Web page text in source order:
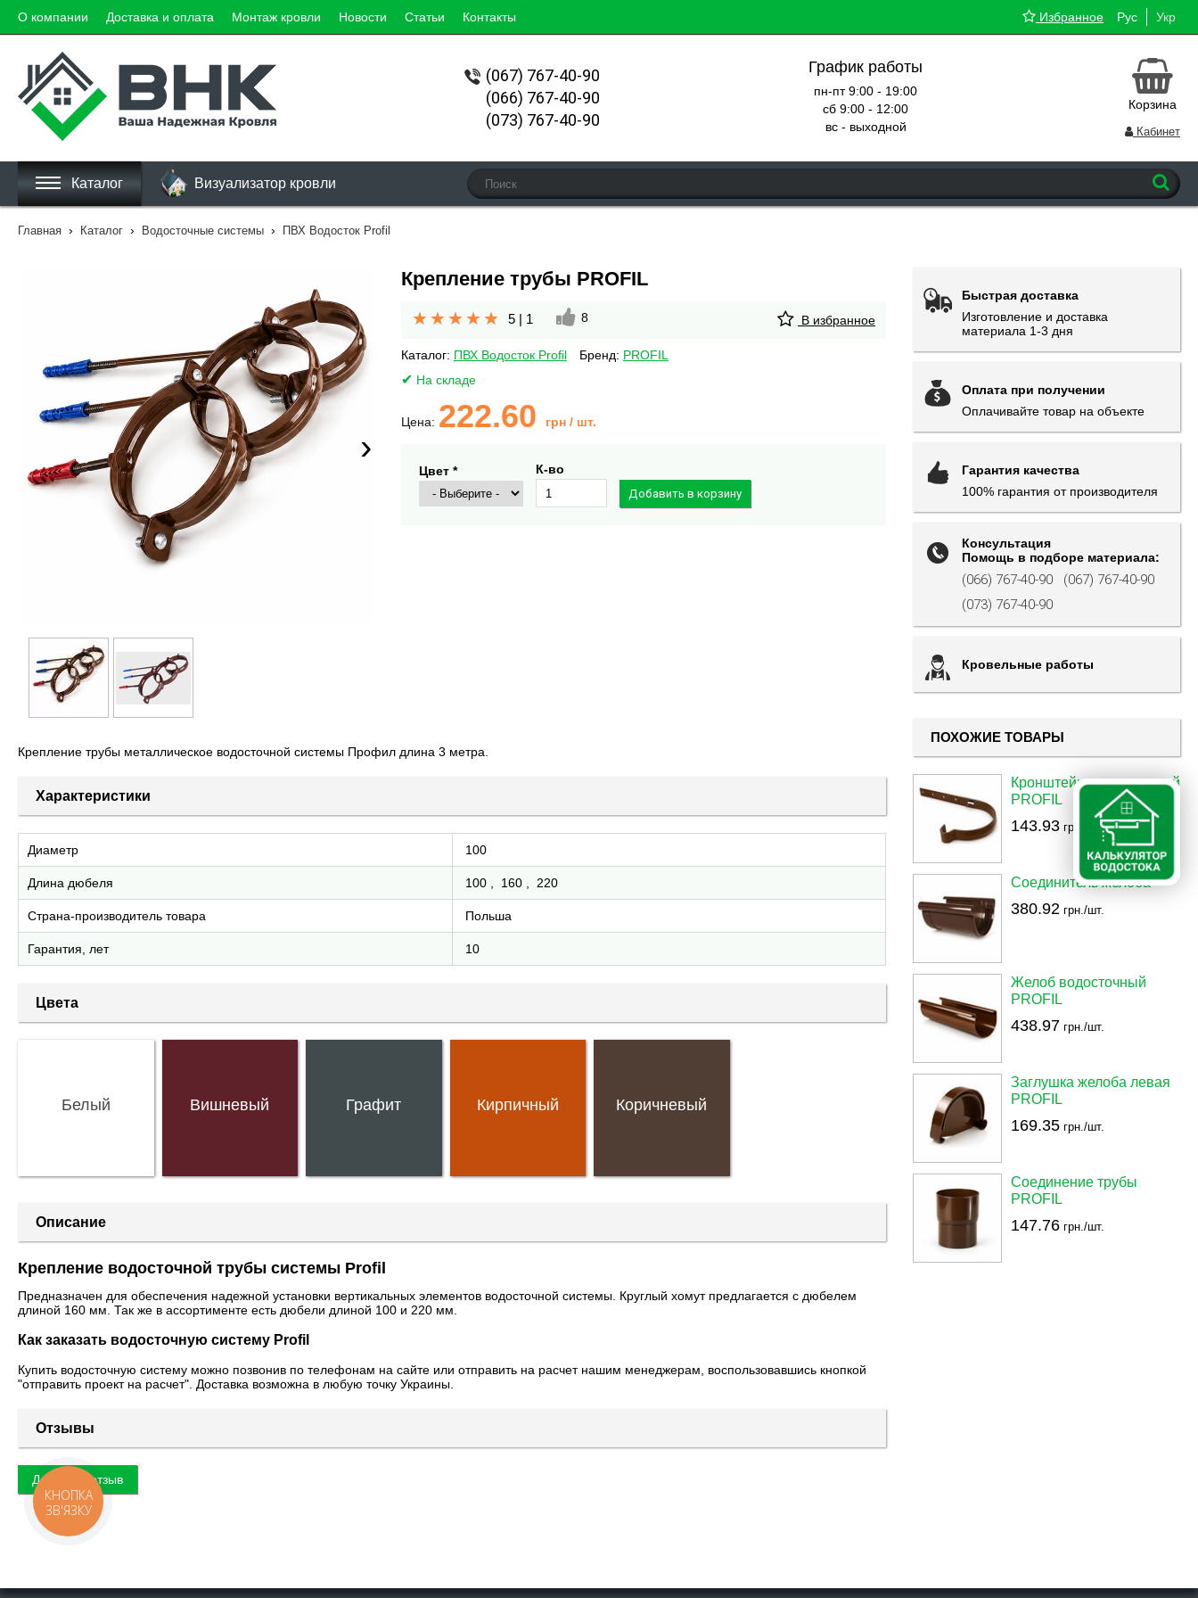
Рус Укр
Избранное
О компании Доставка и оплата Монтаж кровли Новости Статьи Контакты
(067) 767-40-90
(066) 767-40-90
(073) 767-40-90
График работы
пн-пт 9:00 - 19:00
сб 9:00 - 12:00
вс - выходной
Корзина
Кабинет
Каталог Визуализатор кровли
Главная › Каталог › Водосточные системы › ПВХ Водосток Profil
›
Крепление трубы PROFIL
5 | 1 8 В избранное
Каталог: ПВХ Водосток Profil Бренд: PROFIL
На складе
Цена: 222.60 грн / шт.
Цвет * К-во
Крепление трубы металлическое водосточной системы Профил длина 3 метра.
Характеристики
Диаметр 100
Длина дюбеля 100 160 220
Страна-производитель товара Польша
Гарантия, лет 10
Цвета
Белый Вишневый Графит Кирпичный Коричневый
Описание
Крепление водосточной трубы системы Profil
Предназначен для обеспечения надежной установки вертикальных элементов водосточной системы. Круглый хомут предлагается с дюбелем
длиной 160 мм. Так же в ассортименте есть дюбели длиной 100 и 220 мм.
Как заказать водосточную систему Profil
Купить водосточную систему можно позвонив по телефонам на сайте или отправить на расчет нашим менеджерам, воспользовавшись кнопкой
"отправить проект на расчет". Доставка возможна в любую точку Украины.
Отзывы
Добавить отзыв
Быстрая доставка
Изготовление и доставка
материала 1-3 дня
Оплата при получении
Оплачивайте товар на объекте
Гарантия качества
100% гарантия от производителя
Консультация
Помощь в подборе материала:
(066) 767-40-90
(067) 767-40-90
(073) 767-40-90
Кровельные работы
ПОХОЖИЕ ТОВАРЫ
Кронштейн металический
PROFIL
143.93 грн./шт.
Соединитель желоба
380.92 грн./шт.
Желоб водосточный
PROFIL
438.97 грн./шт.
Заглушка желоба левая
PROFIL
169.35 грн./шт.
Соединение трубы
PROFIL
147.76 грн./шт.
КНОПКА
ЗВ'ЯЗКУ